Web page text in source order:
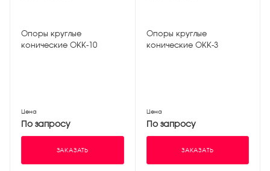
Опоры круглые
конические ОКК-10
Цена
По запросу
ЗАКАЗАТЬ
Опоры круглые
конические ОКК-3
Цена
По запросу
ЗАКАЗАТЬ